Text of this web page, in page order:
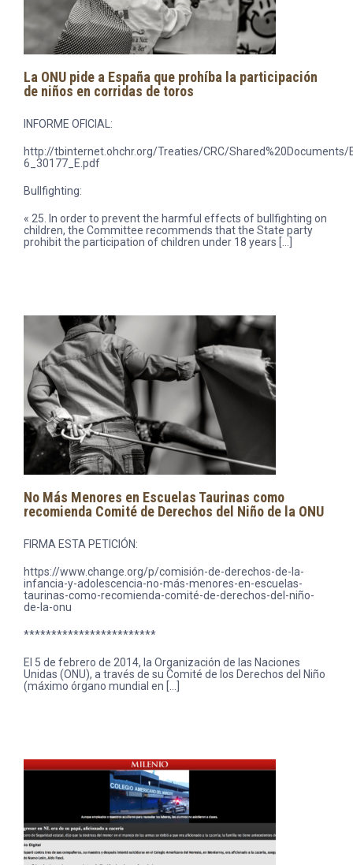
La ONU pide a España que prohíba la participación
de niños en corridas de toros
INFORME OFICIAL:
http://tbinternet.ohchr.org/Treaties/CRC/Shared%20Documents/
6_30177_E.pdf
Bullfighting:
« 25. In order to prevent the harmful effects of bullfighting on
children, the Committee recommends that the State party
prohibit the participation of children under 18 years […]
No Más Menores en Escuelas Taurinas como
recomienda Comité de Derechos del Niño de la ONU
FIRMA ESTA PETICIÓN:
https://www.change.org/p/comisión-de-derechos-de-la-
infancia-y-adolescencia-no-más-menores-en-escuelas-
taurinas-como-recomienda-comité-de-derechos-del-niño-
de-la-onu
************************
El 5 de febrero de 2014, la Organización de las Naciones
Unidas (ONU), a través de su Comité de los Derechos del Niño
(máximo órgano mundial en […]